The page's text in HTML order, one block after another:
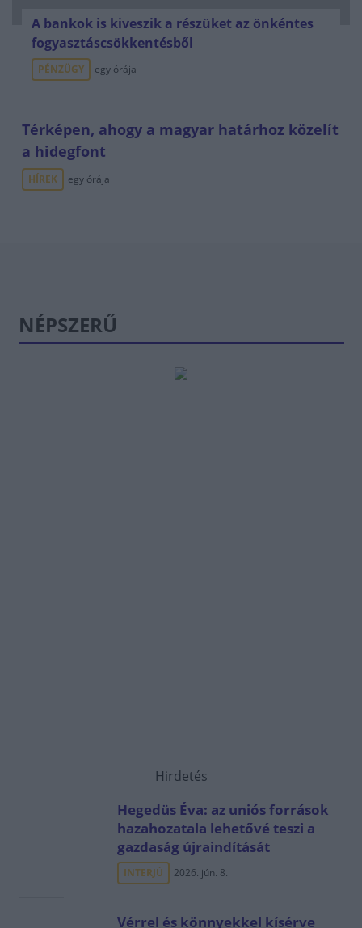
A bankok is kiveszik a részüket az önkéntes
fogyasztáscsökkentésből
PÉNZÜGY egy órája
Térképen, ahogy a magyar határhoz közelít
a hidegfont
HÍREK egy órája
NÉPSZERŰ
Hirdetés
Hegedüs Éva: az uniós források
hazahozatala lehetővé teszi a
gazdaság újraindítását
INTERJÚ 2026. jún. 8.
Vérrel és könnyekkel kísérve